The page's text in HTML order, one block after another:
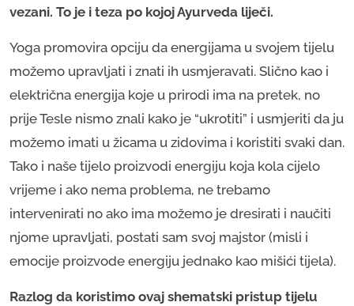
vezani. To je i teza po kojoj Ayurveda liječi.
Yoga promovira opciju da energijama u svojem tijelu
možemo upravljati i znati ih usmjeravati. Slično kao i
električna energija koje u prirodi ima na pretek, no
prije Tesle nismo znali kako je “ukrotiti” i usmjeriti da ju
možemo imati u žicama u zidovima i koristiti svaki dan.
Tako i naše tijelo proizvodi energiju koja kola cijelo
vrijeme i ako nema problema, ne trebamo
intervenirati no ako ima možemo je dresirati i naučiti
njome upravljati, postati sam svoj majstor (misli i
emocije proizvode energiju jednako kao mišići tijela).
Razlog da koristimo ovaj shematski pristup tijelu